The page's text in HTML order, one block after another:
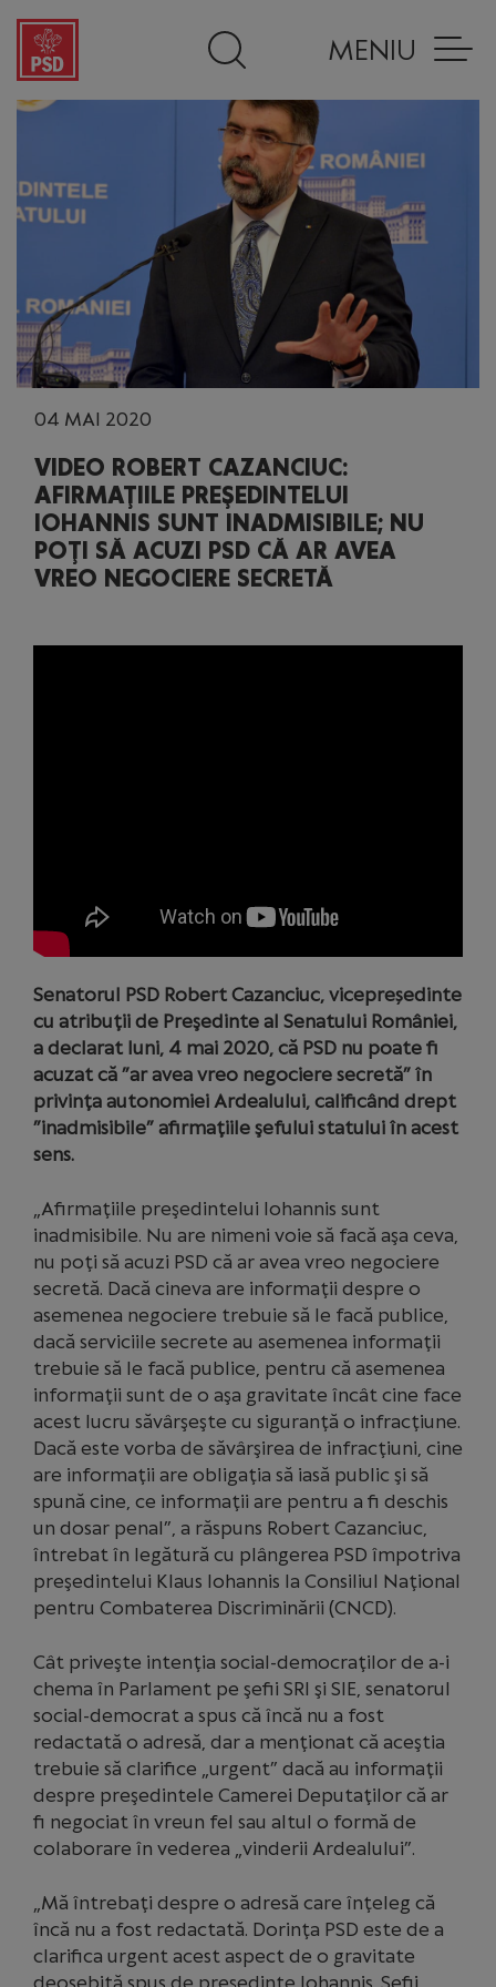
MENIU
04 MAI 2020
VIDEO ROBERT CAZANCIUC:
AFIRMAŢIILE PREŞEDINTELUI
IOHANNIS SUNT INADMISIBILE; NU
POŢI SĂ ACUZI PSD CĂ AR AVEA
VREO NEGOCIERE SECRETĂ
Senatorul PSD Robert Cazanciuc, vicepreședinte
cu atribuţii de Preşedinte al Senatului României,
a declarat luni, 4 mai 2020, că PSD nu poate fi
acuzat că ”ar avea vreo negociere secretă” în
privinţa autonomiei Ardealului, calificând drept
”inadmisibile” afirmaţiile şefului statului în acest
sens.
„Afirmaţiile preşedintelui Iohannis sunt
inadmisibile. Nu are nimeni voie să facă aşa ceva,
nu poţi să acuzi PSD că ar avea vreo negociere
secretă. Dacă cineva are informaţii despre o
asemenea negociere trebuie să le facă publice,
dacă serviciile secrete au asemenea informaţii
trebuie să le facă publice, pentru că asemenea
informaţii sunt de o aşa gravitate încât cine face
acest lucru săvârşeşte cu siguranţă o infracţiune.
Dacă este vorba de săvârşirea de infracţiuni, cine
are informaţii are obligaţia să iasă public şi să
spună cine, ce informaţii are pentru a fi deschis
un dosar penal”, a răspuns Robert Cazanciuc,
întrebat în legătură cu plângerea PSD împotriva
preşedintelui Klaus Iohannis la Consiliul Naţional
pentru Combaterea Discriminării (CNCD).
Cât priveşte intenţia social-democraţilor de a-i
chema în Parlament pe şefii SRI şi SIE, senatorul
social-democrat a spus că încă nu a fost
redactată o adresă, dar a menţionat că aceştia
trebuie să clarifice „urgent” dacă au informaţii
despre preşedintele Camerei Deputaţilor că ar
fi negociat în vreun fel sau altul o formă de
colaborare în vederea „vinderii Ardealului”.
„Mă întrebaţi despre o adresă care înţeleg că
încă nu a fost redactată. Dorinţa PSD este de a
clarifica urgent acest aspect de o gravitate
deosebită spus de preşedinte Iohannis. Şefii